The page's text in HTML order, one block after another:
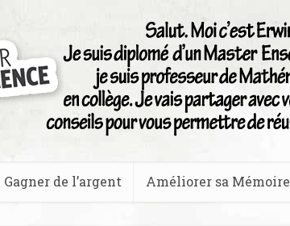
Gagner de l’argent Améliorer sa Mémoire